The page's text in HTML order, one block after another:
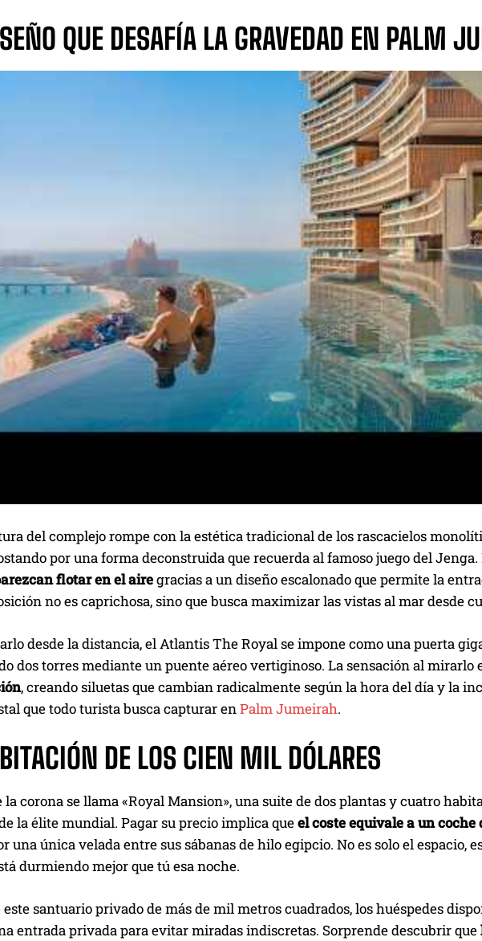
QUE DESAFÍA LA GRAVEDAD EN PALM
del complejo rompe con la estética tradicional de los rascacielos
por una forma deconstruida que recuerda al famoso juego del
flotar en el airegracias a un diseño escalonado que permite la
no es caprichosa, sino que busca maximizar las vistas al mar desde
desde la distancia, el Atlantis The Royal se impone como una puerta
dos torres mediante un puente aéreo vertiginoso. La sensación al mirarlo
, creando siluetas que cambian radicalmente según la hora del día y la
que todo turista busca capturar enPalm Jumeirah.
DE LOS CIEN MIL DÓLARES
la corona se llama «Royal Mansion», una suite de dos plantas y cuatro
la élite mundial. Pagar su precio implica queel coste equivale a un coche
una única velada entre sus sábanas de hilo egipcio. No es solo el espacio,
durmiendo mejor que tú esa noche.
este santuario privado de más de mil metros cuadrados, los huéspedes
entrada privada para evitar miradas indiscretas. Sorprende descubrir que